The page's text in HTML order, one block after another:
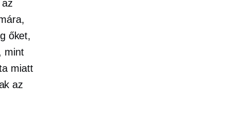
őket,
mint
miatt
az